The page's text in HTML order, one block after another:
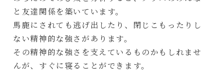
と友達関係を築いています。
馬鹿にされても逃げ出したり、閉じこもったりし
ない精神的な強さがあります。
その精神的な強さを支えているものかもしれませ
んが、すぐに寝ることができます。